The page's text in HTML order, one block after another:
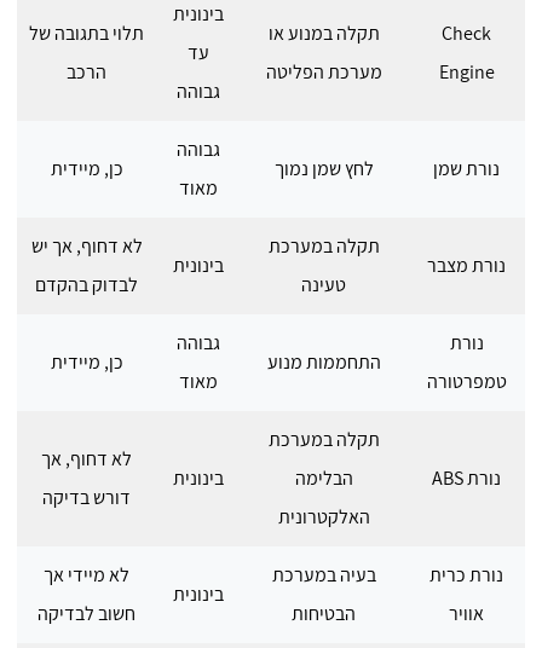
Check
Engine
תקלה במנוע או
מערכת הפליטה
בינונית
עד
גבוהה
תלוי בתגובה של
הרכב
נורת שמן לחץ שמן נמוך
גבוהה
מאוד
כן, מיידית
נורת מצבר
תקלה במערכת
טעינה
בינונית
לא דחוף, אך יש
לבדוק בהקדם
נורת
טמפרטורה
התחממות מנוע
גבוהה
מאוד
כן, מיידית
נורת ABS
תקלה במערכת
הבלימה
האלקטרונית
בינונית
לא דחוף, אך
דורש בדיקה
נורת כרית
אוויר
בעיה במערכת
הבטיחות
בינונית
לא מיידי אך
חשוב לבדיקה